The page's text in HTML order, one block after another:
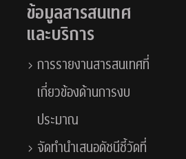
ข้อมูลสารสนเทศ
และบริการ
การรายงานสารสนเทศที่
เกี่ยวข้องด้านการงบ
ประมาณ
จัดทำนำเสนอดัชนีชี้วัดที่